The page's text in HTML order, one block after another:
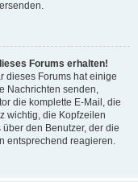
Forums erhalten!
dieses Forums hat einige
Nachrichten senden,
die komplette E-Mail, die
wichtig, die Kopfzeilen
den Benutzer, der die
entsprechend reagieren.